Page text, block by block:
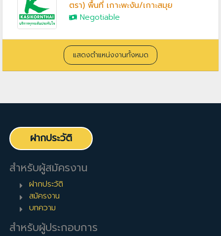
ตรา) พื้นที่ เกาะพะงัน/เกาะสมุย
Negotiable
แสดงตำแหน่งงานทั้งหมด
ฝากประวัติ
สำหรับผู้สมัครงาน
ฝากประวัติ
สมัครงาน
บทความ
สำหรับผู้ประกอบการ